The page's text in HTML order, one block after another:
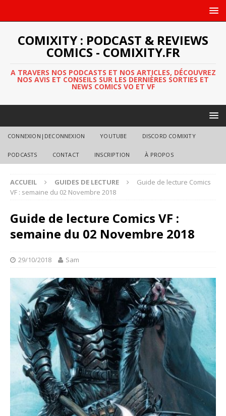
COMIXITY : PODCAST & REVIEWS
COMICS - COMIXITY.FR
A TRAVERS NOS PODCASTS ET NOS ARTICLES, DÉCOUVREZ
NOS AVIS ET CONSEILS SUR LES DERNIÈRES SORTIES ET
NEWS COMICS VO ET VF
CONNEXION|DECONNEXION YOUTUBE DISCORD COMIXITY
PODCASTS CONTACT INSCRIPTION À PROPOS
ACCUEIL GUIDES DE LECTURE
Guide de lecture Comics
VF : semaine du 02 Novembre 2018
Guide de lecture Comics VF :
semaine du 02 Novembre 2018
29/10/2018 Sam